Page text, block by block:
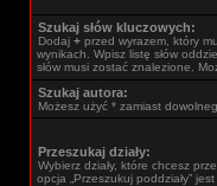
Szukaj słów kluczowych:
Dodaj + przed wyrazem, który
wynikach. Wpisz listę słów
słów musi zostać znalezione.
Szukaj autora:
Możesz użyć * zamiast
Przeszukaj działy:
Wybierz działy, które chcesz
opcja „Przeszukuj poddziały” jest